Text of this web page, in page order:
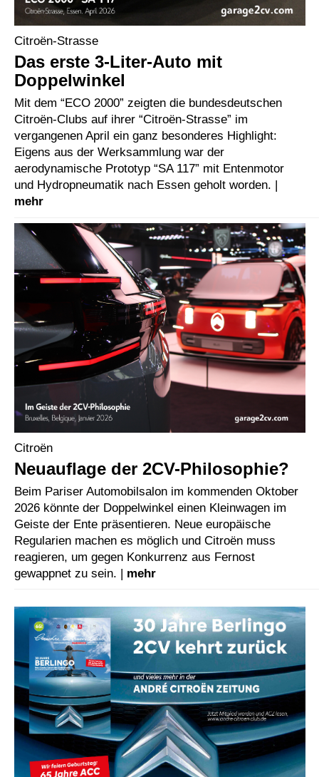
Citroën-Strasse
Das erste 3-Liter-Auto mit
Doppelwinkel
Mit dem “ECO 2000” zeigten die bundesdeutschen
Citroën-Clubs auf ihrer “Citroën-Strasse” im
vergangenen April ein ganz besonderes Highlight:
Eigens aus der Werksammlung war der
aerodynamische Prototyp “SA 117” mit Entenmotor
und Hydropneumatik nach Essen geholt worden. |
mehr
Citroën
Neuauflage der 2CV-Philosophie?
Beim Pariser Automobilsalon im kommenden Oktober
2026 könnte der Doppelwinkel einen Kleinwagen im
Geiste der Ente präsentieren. Neue europäische
Regularien machen es möglich und Citroën muss
reagieren, um gegen Konkurrenz aus Fernost
gewappnet zu sein. | mehr